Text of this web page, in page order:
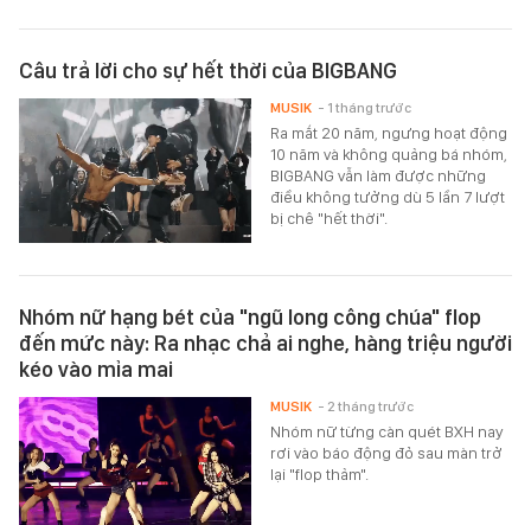
Câu trả lời cho sự hết thời của BIGBANG
Ra mắt 20 năm, ngưng hoạt động
10 năm và không quảng bá nhóm,
BIGBANG vẫn làm được những
điều không tưởng dù 5 lần 7 lượt
bị chê "hết thời".
MUSIK - 1 tháng trước
Nhóm nữ hạng bét của "ngũ long công chúa" flop
đến mức này: Ra nhạc chả ai nghe, hàng triệu người
kéo vào mỉa mai
Nhóm nữ từng càn quét BXH nay
rơi vào báo động đỏ sau màn trở
lại "flop thảm".
MUSIK - 2 tháng trước